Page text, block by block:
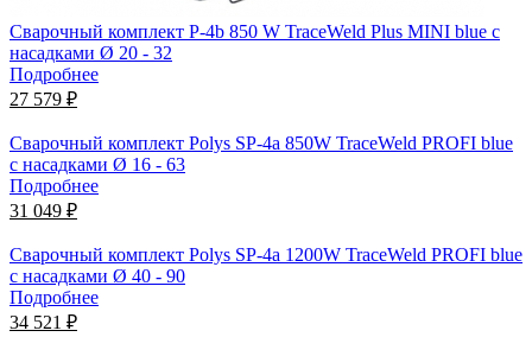
Сварочный комплект P-4b 850 W TraceWeld Plus MINI blue с
насадками Ø 20 - 32
Подробнее
27 579 ₽
Сварочный комплект Polys SP-4a 850W TraceWeld PROFI blue
с насадками Ø 16 - 63
Подробнее
31 049 ₽
Сварочный комплект Polys SP-4a 1200W TraceWeld PROFI blue
с насадками Ø 40 - 90
Подробнее
34 521 ₽